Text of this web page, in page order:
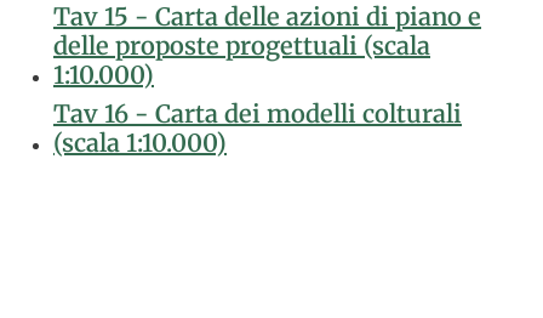
Tav 15 - Carta delle azioni di piano e
delle proposte progettuali (scala
1:10.000)
Tav 16 - Carta dei modelli colturali
(scala 1:10.000)